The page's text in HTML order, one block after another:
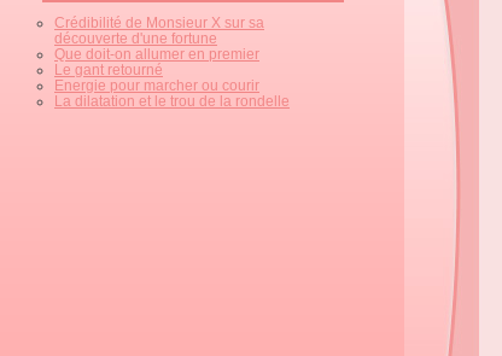
Crédibilité de Monsieur X sur sa
découverte d'une fortune
Que doit-on allumer en premier
Le gant retourné
Energie pour marcher ou courir
La dilatation et le trou de la rondelle